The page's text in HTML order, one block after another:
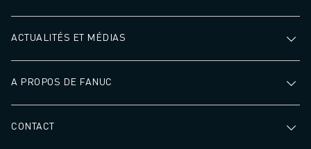
ACTUALITÉS ET MÉDIAS
A PROPOS DE FANUC
CONTACT